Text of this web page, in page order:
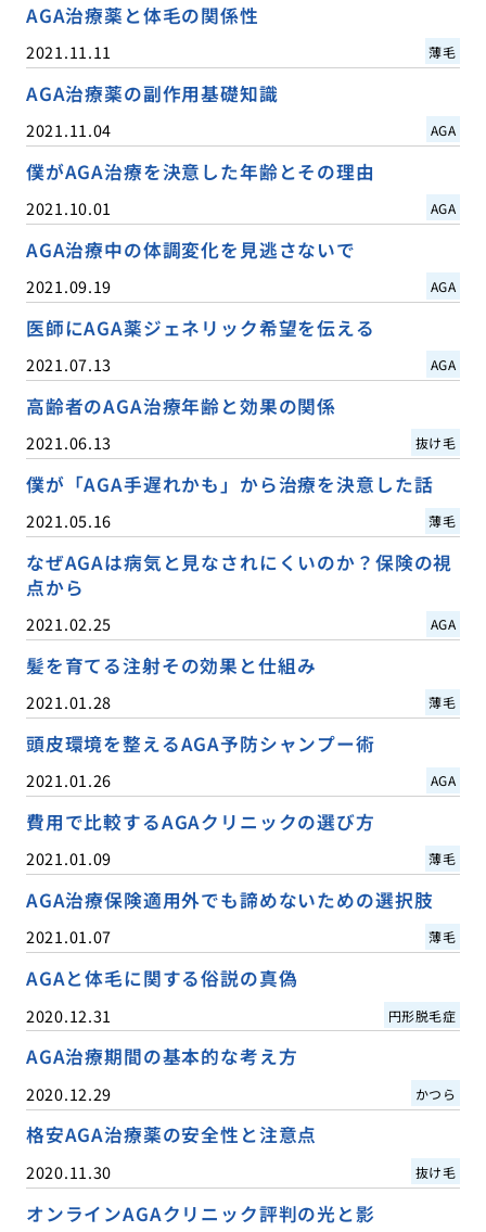
AGA治療薬と体毛の関係性
2021.11.11 薄毛
AGA治療薬の副作用基礎知識
2021.11.04 AGA
僕がAGA治療を決意した年齢とその理由
2021.10.01 AGA
AGA治療中の体調変化を見逃さないで
2021.09.19 AGA
医師にAGA薬ジェネリック希望を伝える
2021.07.13 AGA
高齢者のAGA治療年齢と効果の関係
2021.06.13 抜け毛
僕が「AGA手遅れかも」から治療を決意した話
2021.05.16 薄毛
なぜAGAは病気と見なされにくいのか？保険の視
点から
2021.02.25 AGA
髪を育てる注射その効果と仕組み
2021.01.28 薄毛
頭皮環境を整えるAGA予防シャンプー術
2021.01.26 AGA
費用で比較するAGAクリニックの選び方
2021.01.09 薄毛
AGA治療保険適用外でも諦めないための選択肢
2021.01.07 薄毛
AGAと体毛に関する俗説の真偽
2020.12.31 円形脱毛症
AGA治療期間の基本的な考え方
2020.12.29 かつら
格安AGA治療薬の安全性と注意点
2020.11.30 抜け毛
オンラインAGAクリニック評判の光と影